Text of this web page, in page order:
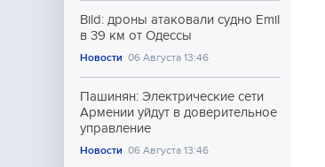
Bild: дроны атаковали судно Emil
в 39 км от Одессы
Новости 06 Августа 13:46
Пашинян: Электрические сети
Армении уйдут в доверительное
управление
Новости 06 Августа 13:46